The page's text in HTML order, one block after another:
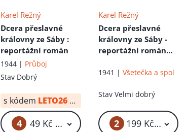
Karel Režný
Dcera přeslavné
královny ze Sáby :
reportážní román
1944 | Průboj
Stav Dobrý
s kódem LETO26 od: 37 Kč
4 49 Kč – 59 Kč
Karel Režný
Dcera přeslavné
královny ze Sáby -
reportážní román
1941 | Všetečka a spol
Stav Velmi dobrý
2 199 Kč – 249 Kč